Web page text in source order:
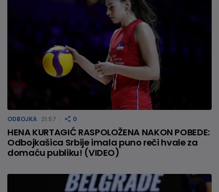
ODBOJKA 21:57 0
HENA KURTAGIĆ RASPOLOŽENA NAKON POBEDE:
Odbojkašica Srbije imala puno reči hvale za
domaću publiku! (VIDEO)